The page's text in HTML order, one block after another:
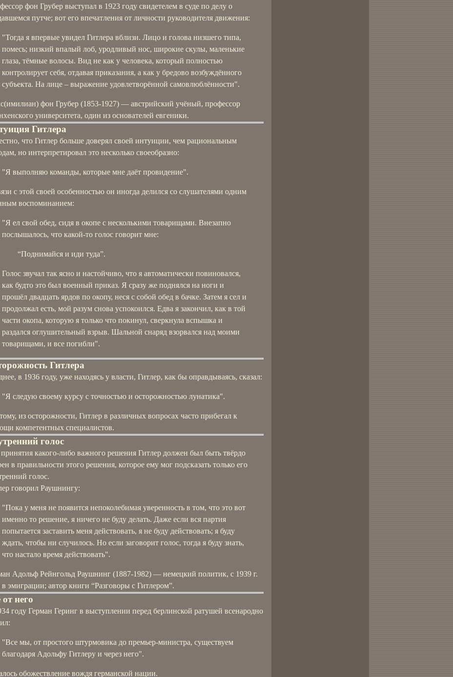
фон Грубер выступал в 1923 году свидетелем в суде по делу о
путче; вот его впечатления от личности руководителя движения:
"Тогда я впервые увидел Гитлера вблизи. Лицо и голова низшего типа,
помесь; низкий впалый лоб, уродливый нос, широкие скулы, маленькие
глаза, тёмные волосы. Вид не как у человека, который полностью
контролирует себя, отдавая приказания, а как у бредово возбуждённого
субъекта. На лице – выражение удовлетворённой самовлюблённости".
фон Грубер (1853-1927) — австрийский учёный, профессор
университета, один из основателей евгеники.
Гитлера
что Гитлер больше доверял своей интуиции, чем рациональным
но интерпретировал это несколько своеобразно:
"Я выполняю команды, которые мне даёт провидение".
с этой своей особенностью он иногда делился со слушателями одним
воспоминанием:
"Я ел свой обед, сидя в окопе с несколькими товарищами. Внезапно
послышалось, что какой-то голос говорит мне:
“Поднимайся и иди туда”.
Голос звучал так ясно и настойчиво, что я автоматически повиновался,
как будто это был военный приказ. Я сразу же поднялся на ноги и
прошёл двадцать ярдов по окопу, неся с собой обед в бачке. Затем я сел и
продолжал есть, мой разум снова успокоился. Едва я закончил, как в той
части окопа, которую я только что покинул, сверкнула вспышка и
раздался оглушительный взрыв. Шальной снаряд взорвался над моими
товарищами, и все погибли".
Гитлера
в 1936 году, уже находясь у власти, Гитлер, как бы оправдываясь, сказал:
"Я следую своему курсу с точностью и осторожностью лунатика".
из осторожности, Гитлер в различных вопросах часто прибегал к
компетентных специалистов.
голос
какого-либо важного решения Гитлер должен был быть твёрдо
в правильности этого решения, которое ему мог подсказать только его
голос.
говорил Раушнингу:
"Пока у меня не появится непоколебимая уверенность в том, что это вот
именно то решение, я ничего не буду делать. Даже если вся партия
попытается заставить меня действовать, я не буду действовать; я буду
ждать, чтобы ни случилось. Но если заговорит голос, тогда я буду знать,
что настало время действовать".
Адольф Рейнгольд Раушнинг (1887-1982) — немецкий политик, с 1939 г.
эмиграции; автор книги “Разговоры с Гитлером”.
от него
году Герман Геринг в выступлении перед берлинской ратушей всенародно
"Все мы, от простого штурмовика до премьер-министра, существуем
благодаря Адольфу Гитлеру и через него".
обожествление вождя германской нации.